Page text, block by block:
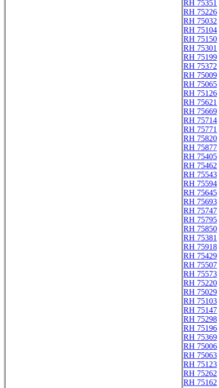
RH 75351
RH 75226
RH 75032
RH 75104
RH 75150
RH 75301
RH 75199
RH 75372
RH 75009
RH 75065
RH 75126
RH 75621
RH 75669
RH 75714
RH 75771
RH 75820
RH 75877
RH 75405
RH 75462
RH 75543
RH 75594
RH 75645
RH 75693
RH 75747
RH 75795
RH 75850
RH 75381
RH 75918
RH 75429
RH 75507
RH 75573
RH 75220
RH 75029
RH 75103
RH 75147
RH 75298
RH 75196
RH 75369
RH 75006
RH 75063
RH 75123
RH 75262
RH 75162